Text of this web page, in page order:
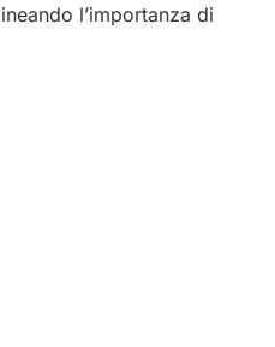
l’importanza di